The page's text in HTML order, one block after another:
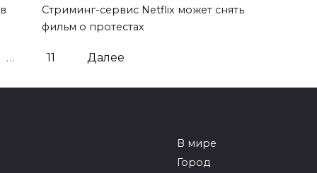
Стриминг-сервис Netflix может снять
фильм о протестах
… 11 Далее
В мире
Город